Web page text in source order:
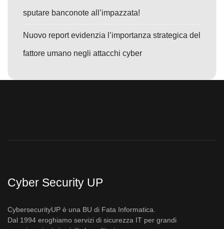
sputare banconote all’impazzata!
Nuovo report evidenzia l’importanza strategica del
fattore umano negli attacchi cyber
Cyber Security UP
CybersecurityUP è una BU di Fata Informatica.
Dal 1994 eroghiamo servizi di sicurezza IT per grandi